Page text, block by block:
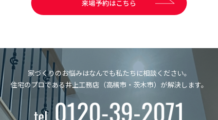
来場予約はこちら
家づくりのお悩みはなんでも私たちに相談ください。
住宅のプロである井上工務店（高槻市・茨木市）が解決します。